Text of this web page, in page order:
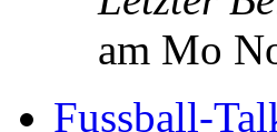
am Mo
Fussball-